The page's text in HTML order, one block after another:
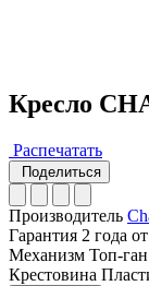
Кресло
Распечатать
Поделиться
Производитель
Гарантия 2 года
Механизм Топ-ган
Крестовина